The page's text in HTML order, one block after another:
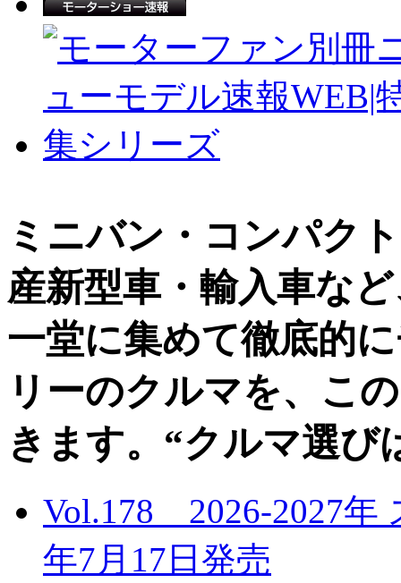
ミニバン・コンパク
産新型車・輸入車な
一堂に集めて徹底的
リーのクルマを、こ
きます。“クルマ選び
Vol.178 2026-2027
年7月17日発売